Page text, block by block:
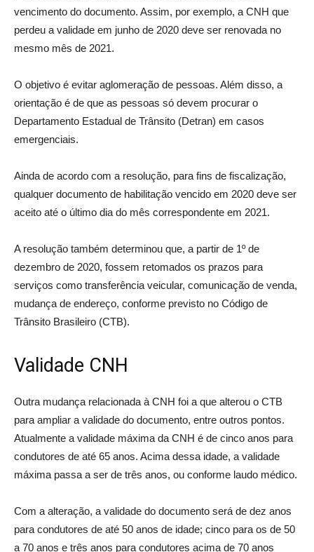
vencimento do documento. Assim, por exemplo, a CNH que
perdeu a validade em junho de 2020 deve ser renovada no
mesmo mês de 2021.
O objetivo é evitar aglomeração de pessoas. Além disso, a
orientação é de que as pessoas só devem procurar o
Departamento Estadual de Trânsito (Detran) em casos
emergenciais.
Ainda de acordo com a resolução, para fins de fiscalização,
qualquer documento de habilitação vencido em 2020 deve ser
aceito até o último dia do mês correspondente em 2021.
A resolução também determinou que, a partir de 1º de
dezembro de 2020, fossem retomados os prazos para
serviços como transferência veicular, comunicação de venda,
mudança de endereço, conforme previsto no Código de
Trânsito Brasileiro (CTB).
Validade CNH
Outra mudança relacionada à CNH foi a que alterou o CTB
para ampliar a validade do documento, entre outros pontos.
Atualmente a validade máxima da CNH é de cinco anos para
condutores de até 65 anos. Acima dessa idade, a validade
máxima passa a ser de três anos, ou conforme laudo médico.
Com a alteração, a validade do documento será de dez anos
para condutores de até 50 anos de idade; cinco para os de 50
a 70 anos e três anos para condutores acima de 70 anos